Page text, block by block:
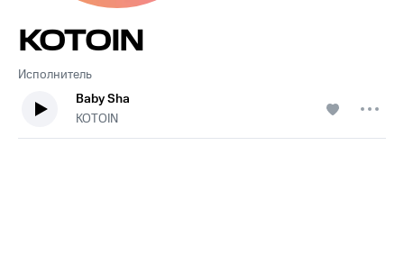
Исполнитель
KOTOIN
Baby Sha
KOTOIN